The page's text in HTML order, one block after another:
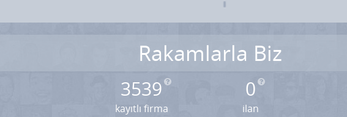
Rakamlarla Biz
3539
kayıtlı firma
0
ilan